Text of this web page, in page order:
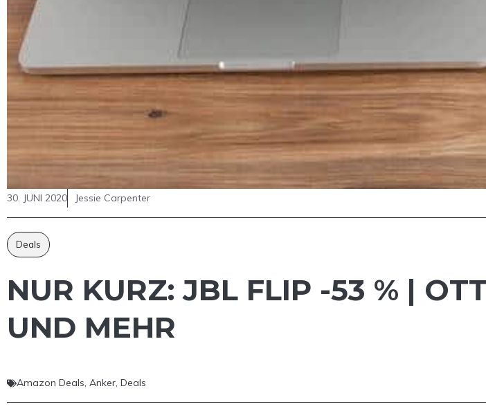
30. JUNI 2020 Jessie Carpenter
Deals
NUR KURZ: JBL FLIP -53 % |
UND MEHR
Amazon Deals, Anker, Deals